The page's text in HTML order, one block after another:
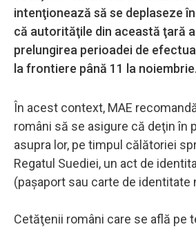
intenţionează să se deplaseze
că autorităţile din această ţară
prelungirea perioadei de
la frontiere până 11 la noiembrie.
În acest context, MAE
români să se asigure că deţin în
asupra lor, pe timpul călătoriei
Regatul Suediei, un act de
(paşaport sau carte de identitate
Cetăţenii români care se află pe